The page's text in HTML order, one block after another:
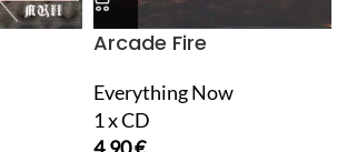
Arcade Fire
Everything Now
1 x CD
4,90€